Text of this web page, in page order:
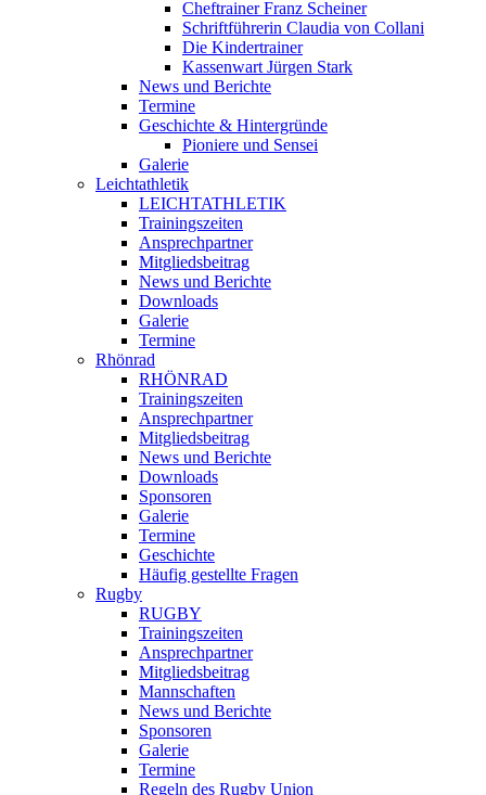
Cheftrainer Franz Scheiner
Schriftführerin Claudia von Collani
Die Kindertrainer
Kassenwart Jürgen Stark
News und Berichte
Termine
Geschichte & Hintergründe
Pioniere und Sensei
Galerie
Leichtathletik
LEICHTATHLETIK
Trainingszeiten
Ansprechpartner
Mitgliedsbeitrag
News und Berichte
Downloads
Galerie
Termine
Rhönrad
RHÖNRAD
Trainingszeiten
Ansprechpartner
Mitgliedsbeitrag
News und Berichte
Downloads
Sponsoren
Galerie
Termine
Geschichte
Häufig gestellte Fragen
Rugby
RUGBY
Trainingszeiten
Ansprechpartner
Mitgliedsbeitrag
Mannschaften
News und Berichte
Sponsoren
Galerie
Termine
Regeln des Rugby Union